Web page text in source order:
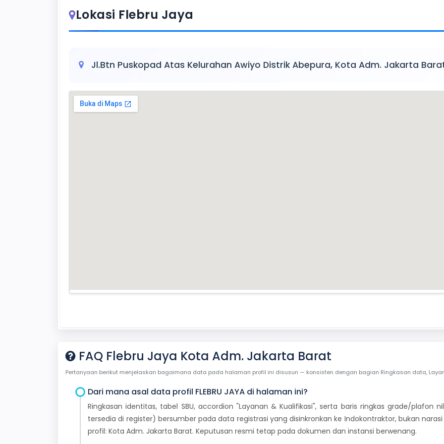
Lokasi Flebru Jaya
Jl.Btn Puskopad Atas Kelurahan Awiyo Distrik Abepura, Kota Adm. Jakarta
FAQ Flebru Jaya Kota Adm. Jakarta Barat
Pertanyaan berikut menjelaskan bagaimana data pada halaman profil ini disusun — konsisten dengan bagian Ringkasan data,
Dari mana asal data profil FLEBRU JAYA di halaman ini?
Ringkasan identitas, tabel SBU, accordion "Layanan & Kualifikasi", serta baris ringkas grade/plafon
tersedia di register) bersumber pada data registrasi yang disinkronkan ke Indokontraktor, bukan
profil: Kota Adm. Jakarta Barat. Keputusan resmi tetap pada dokumen dan instansi berwenang.